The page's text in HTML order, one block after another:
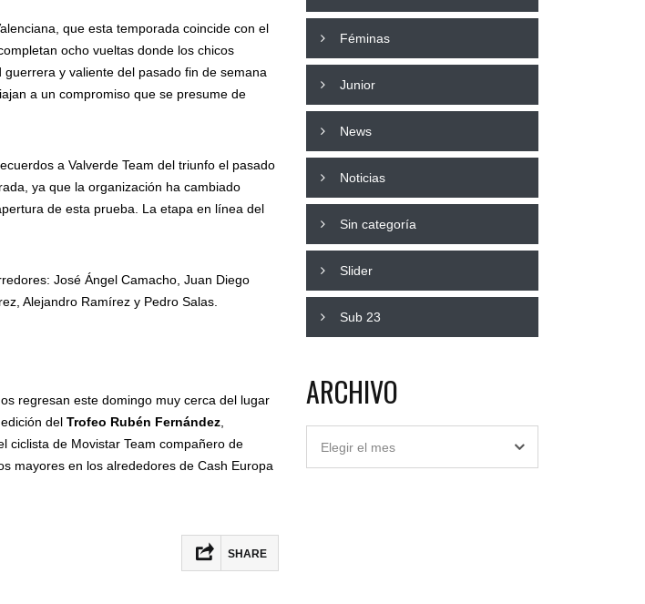
que esta temporada coincide con el
ocho vueltas donde los chicos
y valiente del pasado fin de semana
a un compromiso que se presume de
a Valverde Team del triunfo el pasado
ya que la organización ha cambiado
de esta prueba. La etapa en línea del
José Ángel Camacho, Juan Diego
Alejandro Ramírez y Pedro Salas.
regresan este domingo muy cerca del lugar
del Trofeo Rubén Fernández
ciclista de Movistar Team compañero de
mayores en los alrededores de Cash Europa
SHARE
Féminas
Junior
News
Noticias
Sin categoría
Slider
Sub 23
ARCHIVO
Elegir el mes